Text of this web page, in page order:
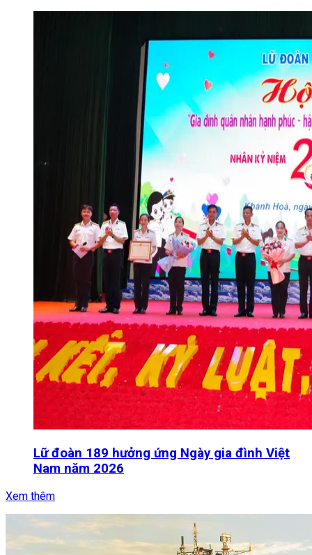
Lữ đoàn 189 hưởng ứng Ngày gia đình Việt
Nam năm 2026
Xem thêm